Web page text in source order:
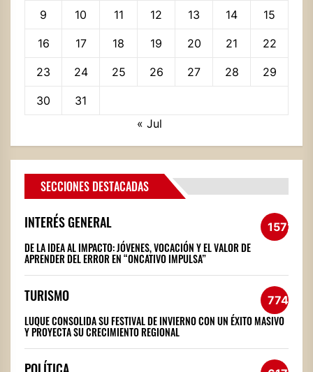
9 10 11 12 13 14 15
16 17 18 19 20 21 22
23 24 25 26 27 28 29
30
31
« Jul
SECCIONES DESTACADAS
INTERÉS GENERAL 1572
DE LA IDEA AL IMPACTO: JÓVENES, VOCACIÓN Y EL VALOR DE
APRENDER DEL ERROR EN “ONCATIVO IMPULSA”
TURISMO 774
LUQUE CONSOLIDA SU FESTIVAL DE INVIERNO CON UN ÉXITO MASIVO
Y PROYECTA SU CRECIMIENTO REGIONAL